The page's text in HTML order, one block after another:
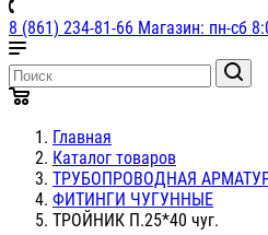
8 (861) 234-81-66 Магазин: пн-сб
Главная
Каталог товаров
ТРУБОПРОВОДНАЯ
ФИТИНГИ ЧУГУННЫЕ
ТРОЙНИК П.25*40 чуг.